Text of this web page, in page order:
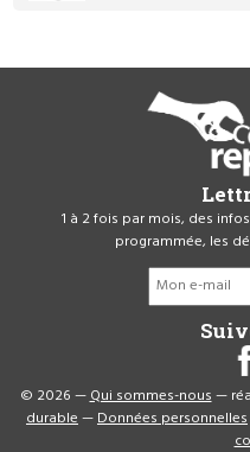
1 à 2 fois par mois, des
programmée, les
© 2026 —Qui sommes-nous—
durable—Données personnelles